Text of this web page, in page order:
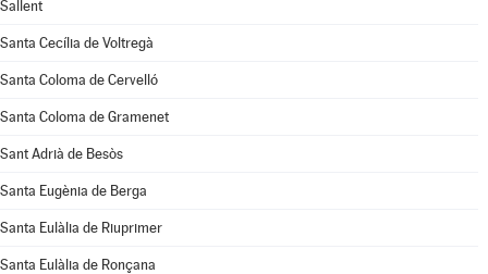
Sallent
Santa Cecília de Voltregà
Santa Coloma de Cervelló
Santa Coloma de Gramenet
Sant Adrià de Besòs
Santa Eugènia de Berga
Santa Eulàlia de Riuprimer
Santa Eulàlia de Ronçana